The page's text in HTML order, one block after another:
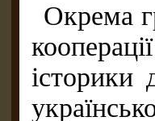
Окрема
історики